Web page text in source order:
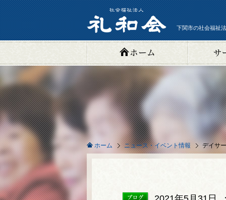
下関市の社会福祉
ホーム ニュース・イベント情報 デイサ